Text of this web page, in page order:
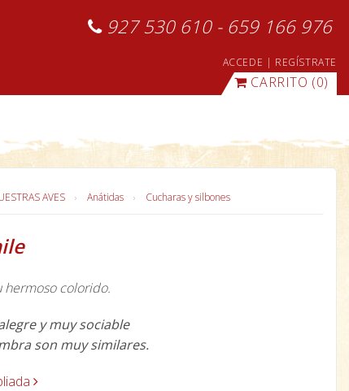
927 530 610 - 659 166 976
ACCEDE | REGÍSTRATE
CARRITO (0)
AVES Anátidas Cucharas y silbones
hermoso colorido.
y muy sociable
son muy similares.